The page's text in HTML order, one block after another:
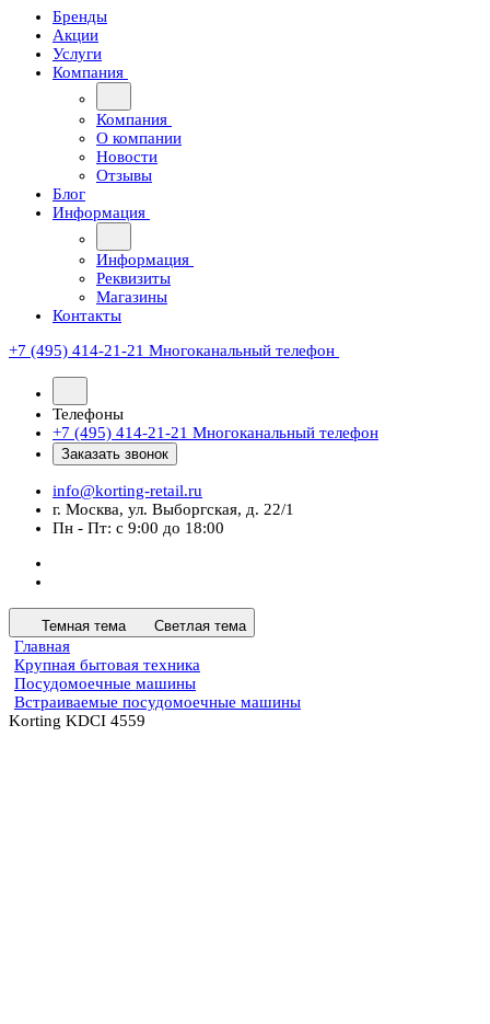
Бренды
Акции
Услуги
Компания
Компания
О компании
Новости
Отзывы
Блог
Информация
Информация
Реквизиты
Магазины
Контакты
+7 (495) 414-21-21 Многоканальный телефон
Телефоны
+7 (495) 414-21-21 Многоканальный телефон
Заказать звонок
info@korting-retail.ru
г. Москва, ул. Выборгская, д. 22/1
Пн - Пт: с 9:00 до 18:00
Темная тема Светлая тема
Главная
Крупная бытовая техника
Посудомоечные машины
Встраиваемые посудомоечные машины
Korting KDCI 4559